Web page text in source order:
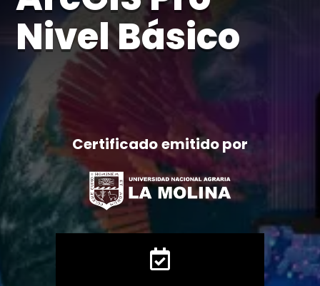
Nivel Básico
Certificado emitido por
